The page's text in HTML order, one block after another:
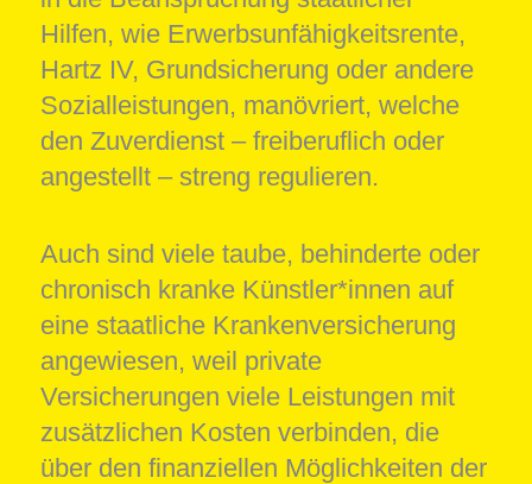
Hilfen, wie Erwerbsunfähigkeitsrente,
Hartz IV, Grundsicherung oder andere
Sozialleistungen, manövriert, welche
den Zuverdienst – freiberuflich oder
angestellt – streng regulieren.
Auch sind viele taube, behinderte oder
chronisch kranke Künstler*innen auf
eine staatliche Krankenversicherung
angewiesen, weil private
Versicherungen viele Leistungen mit
zusätzlichen Kosten verbinden, die
über den finanziellen Möglichkeiten der